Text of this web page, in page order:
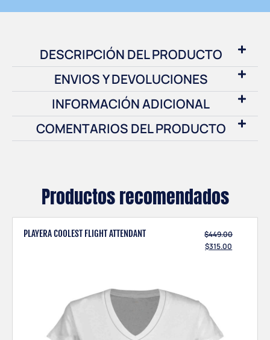
DESCRIPCIÓN DEL PRODUCTO
ENVIOS Y DEVOLUCIONES
INFORMACIÓN ADICIONAL
COMENTARIOS DEL PRODUCTO
Productos recomendados
PLAYERA COOLEST FLIGHT ATTENDANT $449.00
$315.00